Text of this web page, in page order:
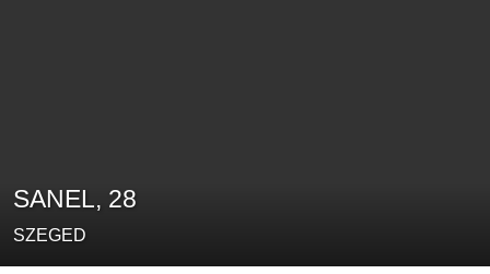
SANEL, 28
SZEGED